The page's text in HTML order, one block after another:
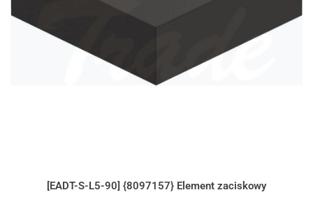
[EADT-S-L5-90] {8097157} Element zaciskowy